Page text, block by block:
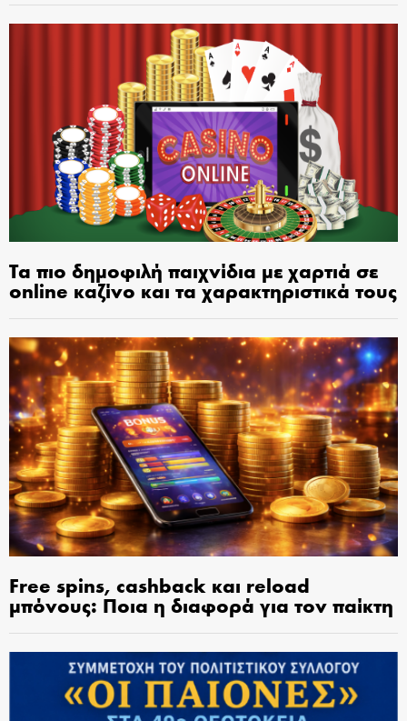
Τα πιο δημοφιλή παιχνίδια με χαρτιά σε
online καζίνο και τα χαρακτηριστικά τους
Free spins, cashback και reload
μπόνους: Ποια η διαφορά για τον παίκτη